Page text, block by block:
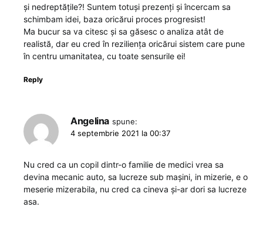
și nedreptățile?! Suntem totuși prezenți și încercam sa
schimbam idei, baza oricărui proces progresist!
Ma bucur sa va citesc și sa găsesc o analiza atât de
realistă, dar eu cred în reziliența oricărui sistem care pune
în centru umanitatea, cu toate sensurile ei!
Reply
Angelina spune:
4 septembrie 2021 la 00:37
Nu cred ca un copil dintr-o familie de medici vrea sa
devina mecanic auto, sa lucreze sub mașini, in mizerie, e o
meserie mizerabila, nu cred ca cineva și-ar dori sa lucreze
asa.